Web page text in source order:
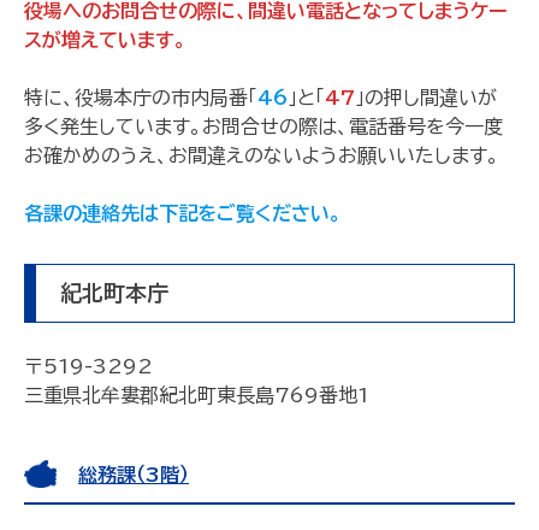
役場へのお問合せの際に、間違い電話となってしまうケー
スが増えています。
特に、役場本庁の市内局番「 46 」と「 47 」の押し間違いが
多く発生しています。お問合せの際は、電話番号を今一度
お確かめのうえ、お間違えのないようお願いいたします。
各課の連絡先は下記をご覧ください。
紀北町本庁
〒519-3292
三重県北牟婁郡紀北町東長島769番地1
総務課（3階）